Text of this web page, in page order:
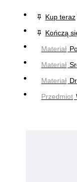
Kup teraz
Kończą
Materiał
Materiał
Materiał
Przedmiot